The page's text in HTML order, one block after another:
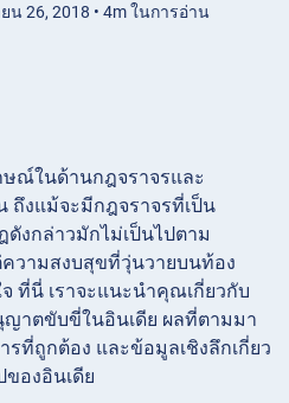
น 26, 2018 • 4m ในการอ่าน
ษณ์ในด้านกฎจราจรและ
ถึงแม้จะมีกฎจราจรที่เป็น
งกล่าวมักไม่เป็นไปตาม
วามสงบสุขที่วุ่นวายบนท้อง
ที่นี่ เราจะแนะนำคุณเกี่ยวกับ
าตขับขี่ในอินเดีย ผลที่ตามมา
รที่ถูกต้อง และข้อมูลเชิงลึกเกี่ยว
องอินเดีย